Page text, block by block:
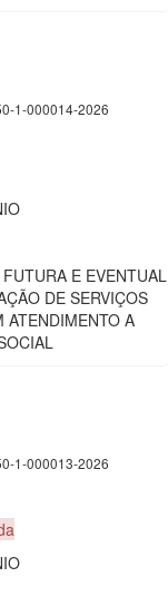
1-000014-2026
E EVENTUAL
DE SERVIÇOS
ATENDIMENTO A
1-000013-2026